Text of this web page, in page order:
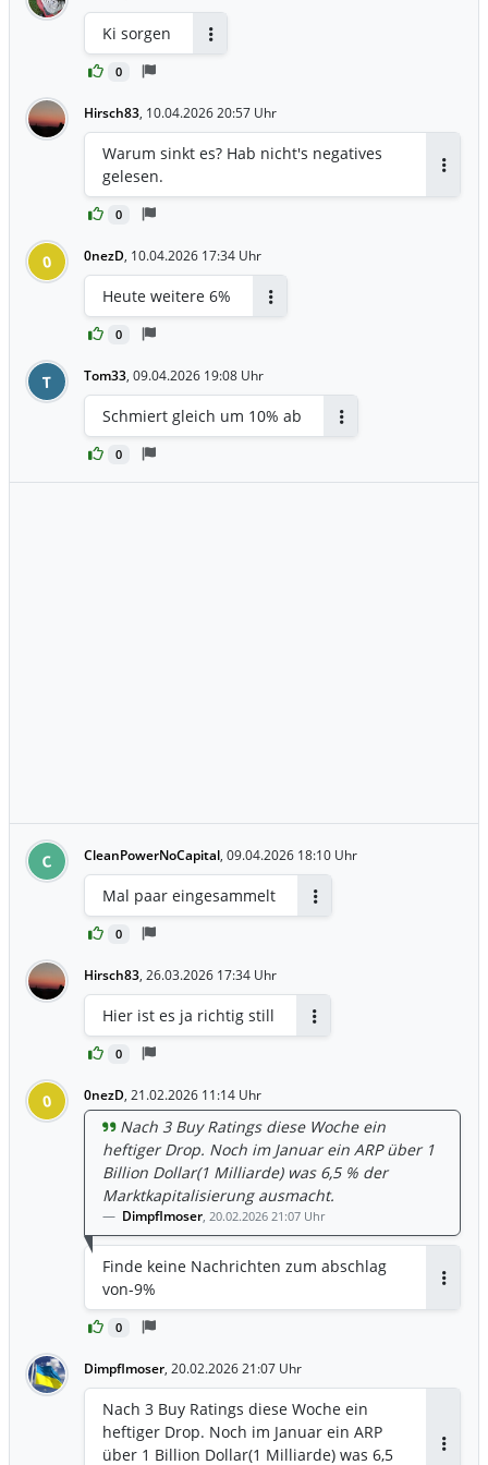
0
Ki sorgen
Hirsch83, 10.04.2026 20:57 Uhr
0
Warum sinkt es? Hab nicht's negatives
gelesen.
0 0nezD, 10.04.2026 17:34 Uhr
0
Heute weitere 6%
T Tom33, 09.04.2026 19:08 Uhr
0
Schmiert gleich um 10% ab
C CleanPowerNoCapital, 09.04.2026 18:10 Uhr
0
Mal paar eingesammelt
Hirsch83, 26.03.2026 17:34 Uhr
0
Hier ist es ja richtig still
0 0nezD, 21.02.2026 11:14 Uhr
0
Nach 3 Buy Ratings diese Woche ein
heftiger Drop. Noch im Januar ein ARP über 1
Billion Dollar(1 Milliarde) was 6,5 % der
Marktkapitalisierung ausmacht.
Dimpflmoser, 20.02.2026 21:07 Uhr
Finde keine Nachrichten zum abschlag
von-9%
Dimpflmoser, 20.02.2026 21:07 Uhr
Nach 3 Buy Ratings diese Woche ein
heftiger Drop. Noch im Januar ein ARP
über 1 Billion Dollar(1 Milliarde) was 6,5